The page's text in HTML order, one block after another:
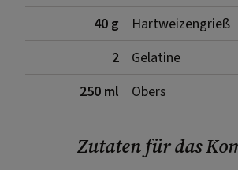
40 g
Hartweizengrieß
2
Gelatine
250 ml
Obers
Zutaten für das